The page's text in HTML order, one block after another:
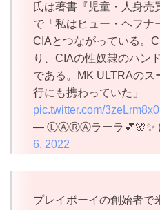
氏は著書『児童・人身売
で「私はヒュー・ヘフナ
CIAとつながっている。
り、CIAの性奴隷のハン
である。MK ULTRAのス
行にも携わっていた」
pic.twitter.com/
— ⓁⒶⓇⒶラーラ💕🌸✨
6, 2022
プレイボーイの創始者で